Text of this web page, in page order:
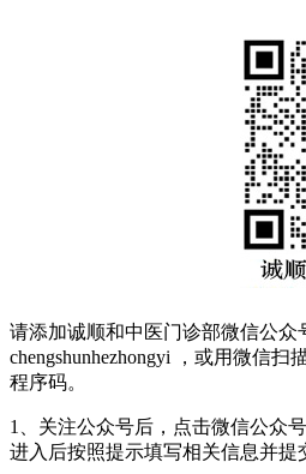
请添加诚顺和中医门诊部微信公众
chengshunhezhongyi ，或用微信
程序码。
1、关注公众号后，点击微信公众
进入后按照提示填写相关信息并提